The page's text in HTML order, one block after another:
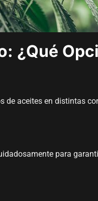
¿Qué
aceites en distintas
para